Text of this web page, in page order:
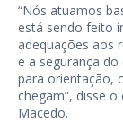
“Nós atuamos
está sendo feito
adequações aos
e a segurança
para orientação,
chegam”, disse
Macedo.